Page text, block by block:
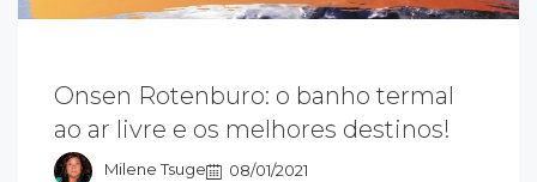
Onsen Rotenburo: o banho termal
ao ar livre e os melhores destinos!
Milene Tsuge
08/01/2021
rotenburo, aqueles que têm banho
ar livre e conjugados com uma paisagem
da natureza, com opção de
tradicional japonesa.